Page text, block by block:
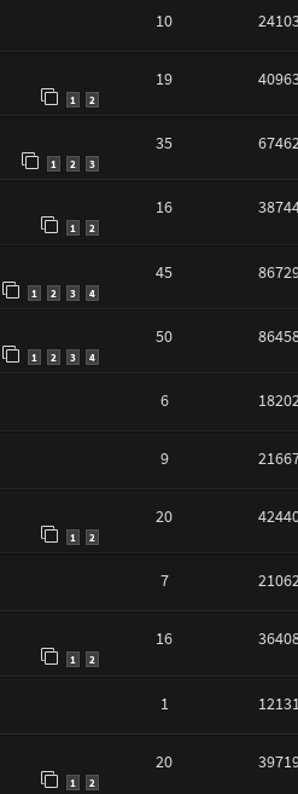
10
1 2
19
1 2 3
35
1 2
16
1 2 3 4
45
1 2 3 4
50
6
9
1 2
20
7
1 2
16
1
1 2
20